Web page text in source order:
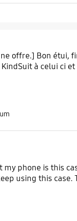
offre.] Bon étui,
à celui ci et
phone is this
using this